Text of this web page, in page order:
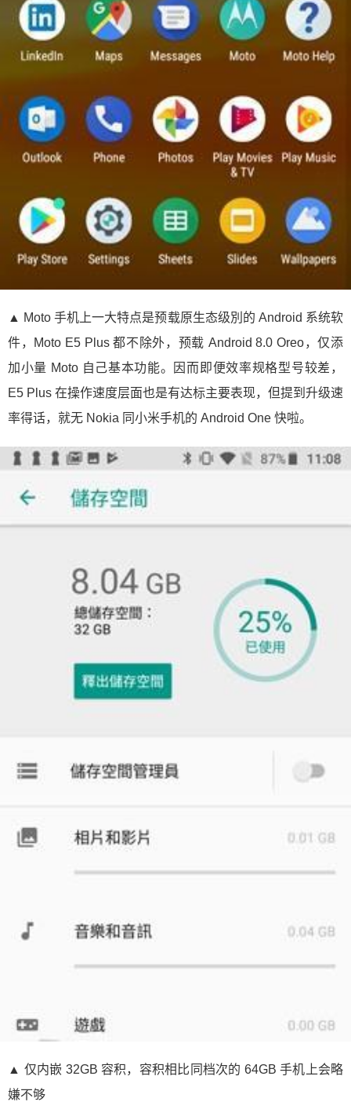
▲ Moto 手机上一大特点是预载原生态级別的 Android 系统软
件，Moto E5 Plus 都不除外，预载 Android 8.0 Oreo，仅添
加小量 Moto 自己基本功能。因而即便效率规格型号较差，
E5 Plus 在操作速度层面也是有达标主要表现，但提到升级速
率得话，就无 Nokia 同小米手机的 Android One 快啦。
▲ 仅内嵌 32GB 容积，容积相比同档次的 64GB 手机上会略
嫌不够